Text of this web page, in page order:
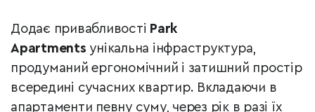
Додає привабливості Park
Apartments унікальна інфраструктура,
продуманий ергономічний і затишний простір
всередині сучасних квартир. Вкладаючи в
апартаменти певну суму, через рік в разі їх